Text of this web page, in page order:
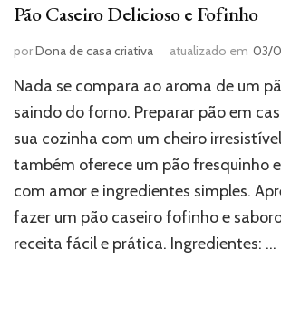
Pão Caseiro Delicioso e Fofinho
porDona de casa criativa atualizado em 03/
Nada se compara ao aroma de um
saindo do forno. Preparar pão em
sua cozinha com um cheiro
também oferece um pão fresquinho
com amor e ingredientes simples.
fazer um pão caseiro fofinho e
receita fácil e prática. Ingredientes: …